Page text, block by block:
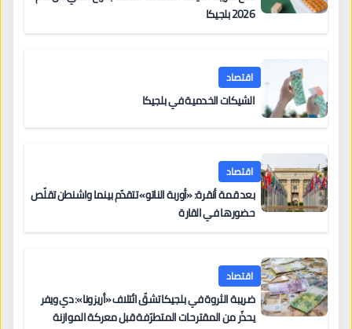
2026 بلجيكا
اقتصاد
الشيكات الخدمية في بلجيكا
اقتصاد
بعد قمة أنقرة: «أوربة الناتو» تتقدّم بينما واشنطن تقلّص
حضورها في القارة
اقتصاد
ضريبة الثروة في بلجيكا تشقّ ائتلاف «أريزونا»: دي ويفر
يحذّر من المقترحات المتطرّفة قبل معركة الموازنة